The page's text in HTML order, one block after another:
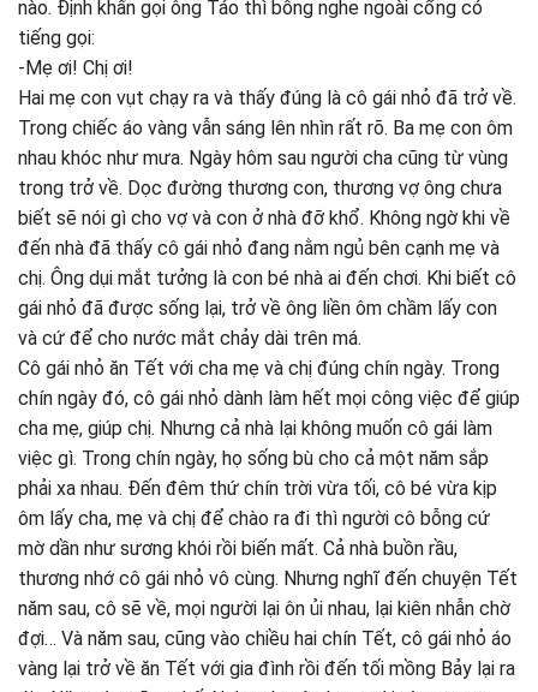
nào. Định khấn gọi ông Táo thì bỗng nghe ngoài cổng có
tiếng gọi:
-Mẹ ơi! Chị ơi!
Hai mẹ con vụt chạy ra và thấy đúng là cô gái nhỏ đã trở về.
Trong chiếc áo vàng vẫn sáng lên nhìn rất rõ. Ba mẹ con ôm
nhau khóc như mưa. Ngày hôm sau người cha cũng từ vùng
trong trở về. Dọc đường thương con, thương vợ ông chưa
biết sẽ nói gì cho vợ và con ở nhà đỡ khổ. Không ngờ khi về
đến nhà đã thấy cô gái nhỏ đang nằm ngủ bên cạnh mẹ và
chị. Ông dụi mắt tưởng là con bé nhà ai đến chơi. Khi biết cô
gái nhỏ đã được sống lại, trở về ông liền ôm chầm lấy con
và cứ để cho nước mắt chảy dài trên má.
Cô gái nhỏ ăn Tết với cha mẹ và chị đúng chín ngày. Trong
chín ngày đó, cô gái nhỏ dành làm hết mọi công việc để giúp
cha mẹ, giúp chị. Nhưng cả nhà lại không muốn cô gái làm
việc gì. Trong chín ngày, họ sống bù cho cả một năm sắp
phải xa nhau. Đến đêm thứ chín trời vừa tối, cô bé vừa kịp
ôm lấy cha, mẹ và chị để chào ra đi thì người cô bỗng cứ
mờ dần như sương khói rồi biến mất. Cả nhà buồn rầu,
thương nhớ cô gái nhỏ vô cùng. Nhưng nghĩ đến chuyện Tết
năm sau, cô sẽ về, mọi người lại ôn ủi nhau, lại kiên nhẫn chờ
đợi… Và năm sau, cũng vào chiều hai chín Tết, cô gái nhỏ áo
vàng lại trở về ăn Tết với gia đình rồi đến tối mồng Bảy lại ra